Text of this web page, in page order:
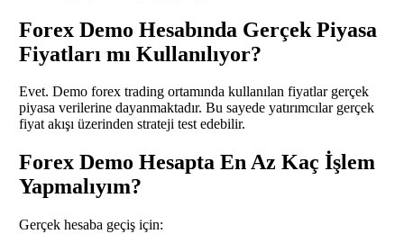
Forex Demo Hesabında Gerçek Piyasa
Fiyatları mı Kullanılıyor?
Evet. Demo forex trading ortamında kullanılan fiyatlar gerçek
piyasa verilerine dayanmaktadır. Bu sayede yatırımcılar gerçek
fiyat akışı üzerinden strateji test edebilir.
Forex Demo Hesapta En Az Kaç İşlem
Yapmalıyım?
Gerçek hesaba geçiş için: